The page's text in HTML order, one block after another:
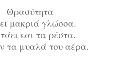
Θρασύτητα
μακριά γλώσσα.
και τα ρέστα.
τα μυαλά του αέρα.